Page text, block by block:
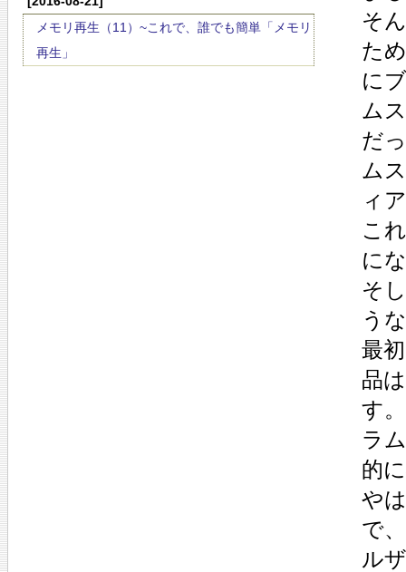
メモリ再生（11）~これで、誰でも簡単「メモリ
再生」
そ
た
に
ム
だ
ム
ィ
こ
に
そ
う
最
品
す
ラ
的
や
で
ル